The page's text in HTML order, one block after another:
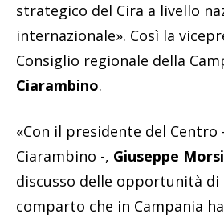
strategico del Cira a livello
internazionale». Così la
Consiglio regionale della
Ciarambino.
«Con il presidente del Centro
Ciarambino -, Giuseppe
discusso delle opportunità di
comparto che in Campania